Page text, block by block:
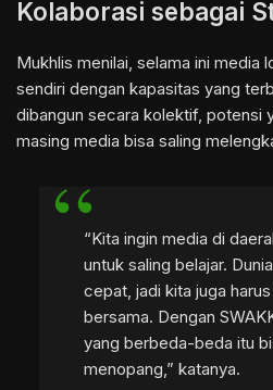
Kolaborasi sebagai
Mukhlis menilai, selama ini media
sendiri dengan kapasitas yang
dibangun secara kolektif, potensi
masing media bisa saling
“Kita ingin media di
untuk saling belajar.
cepat, jadi kita juga
bersama. Dengan
yang berbeda-beda itu
menopang,” katanya.